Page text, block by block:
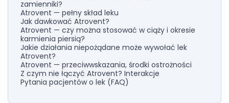
zamienniki?
Atrovent — pełny skład leku
Jak dawkować Atrovent?
Atrovent — czy można stosować w ciąży i okresie
karmienia piersią?
Jakie działania niepożądane może wywołać lek
Atrovent?
Atrovent — przeciwwskazania, środki ostrożności
Z czym nie łączyć Atrovent? Interakcje
Pytania pacjentów o lek (FAQ)